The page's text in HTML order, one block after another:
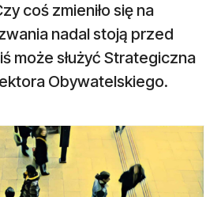
coś zmieniło się na
nadal stoją przed
może służyć Strategiczna
Obywatelskiego.